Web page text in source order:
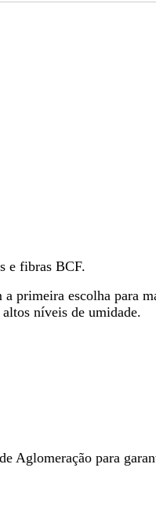
e fibras BCF.
primeira escolha para
níveis de umidade.
Aglomeração para